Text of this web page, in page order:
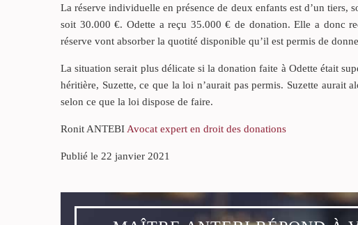
La réserve individuelle en présence de deux enfants est d’un
soit 30.000 €. Odette a reçu 35.000 € de donation. Elle a donc
réserve vont absorber la quotité disponible qu’il est permis de
La situation serait plus délicate si la donation faite à Odette était
héritière, Suzette, ce que la loi n’aurait pas permis. Suzette aurait
selon ce que la loi dispose de faire.
Ronit ANTEBI Avocat expert en droit des donations
Publié le 22 janvier 2021